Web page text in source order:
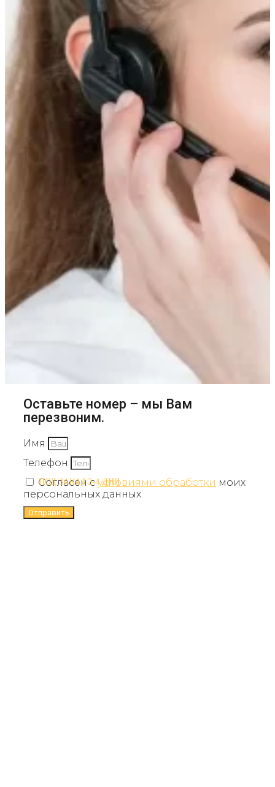
ПОД ЗАКАЗ 2-4 ДНЯ
Оставьте номер – мы Вам
перезвоним.
Имя
Телефон
Согласен сусловиями обработки моих
персональных данных.
Отправить